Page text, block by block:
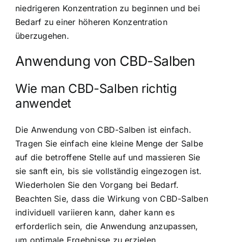
niedrigeren Konzentration zu beginnen und bei
Bedarf zu einer höheren Konzentration
überzugehen.
Anwendung von CBD-Salben
Wie man CBD-Salben richtig
anwendet
Die Anwendung von CBD-Salben ist einfach.
Tragen Sie einfach eine kleine Menge der Salbe
auf die betroffene Stelle auf und massieren Sie
sie sanft ein, bis sie vollständig eingezogen ist.
Wiederholen Sie den Vorgang bei Bedarf.
Beachten Sie, dass die Wirkung von CBD-Salben
individuell variieren kann, daher kann es
erforderlich sein, die Anwendung anzupassen,